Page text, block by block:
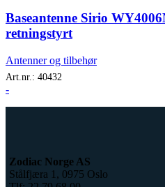
Baseantenne Sirio
retningstyrt
Antenner og tilbehør
Art.nr.: 40432
-
Zodiac Norge AS
Stålfjæra 1, 0975 Oslo